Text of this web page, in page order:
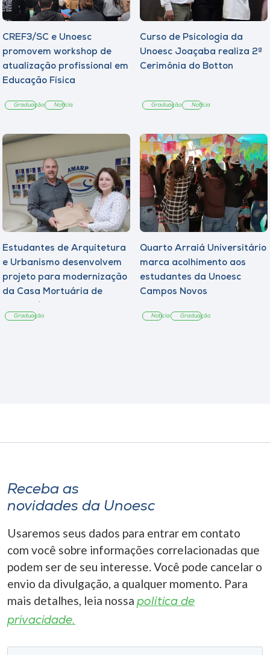
CREF3/SC e Unoesc
promovem workshop de
atualização profissional em
Educação Física
Graduação Notícia
Curso de Psicologia da
Unoesc Joaçaba realiza 2ª
Cerimônia do Botton
Graduação Notícia
Estudantes de Arquitetura
e Urbanismo desenvolvem
projeto para modernização
da Casa Mortuária de
Graduação
Quarto Arraiá Universitário
marca acolhimento aos
estudantes da Unoesc
Campos Novos
Notícia Graduação
Receba as
novidades da Unoesc
Usaremos seus dados para entrar em contato
com você sobre informações correlacionadas que
podem ser de seu interesse. Você pode cancelar o
envio da divulgação, a qualquer momento. Para
mais detalhes, leia nossa política de
privacidade.